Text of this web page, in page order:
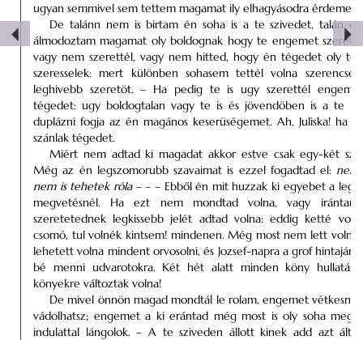
ugyan semmivel sem tettem magamat ily elhagyásodra
De talánn nem is birtam én soha is a te szivedet, talán
álmodoztam magamat oly boldognak hogy te engemet
vagy nem szerettél, vagy nem hitted, hogy én tégedet oly
szeresselek: mert különben sohasem tettél volna
leghivebb szeretöt. – Ha pedig te is ugy szerettél
tégedet: ugy boldogtalan vagy te is és jövendöben is a te
duplázni fogja az én magános keserüségemet. Ah, Juliska! ha
szánlak tégedet.
Miért nem adtad ki magadat akkor estve csak egy-két
Még az én legszomorubb szavaimat is ezzel fogadtad el: nem
nem is tehetek róla – – – Ebből én mit huzzak ki egyebet a
megvetésnél. Ha ezt nem mondtad volna, vagy
szeretetednek legkissebb jelét adtad volna: eddig ketté
csomó, tul volnék kintsem! mindenen. Még most nem lett volna
lehetett volna mindent orvosolni, és Jozsef-napra a grof hintaján
bé menni udvarotokra. Két hét alatt minden köny
könyekre változtak volna!
De mivel önnön magad mondtál le rolam, engemet
vádolhatsz; engemet a ki erántad még most is oly soha meg
indulattal lángolok. – A te sziveden állott kinek add azt által.